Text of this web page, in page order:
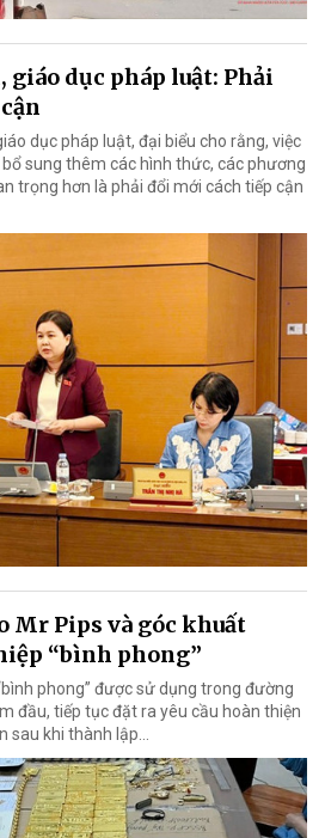
giáo dục pháp luật: Phải
dục pháp luật, đại biểu cho rằng, việc
sung thêm các hình thức, các phương
trọng hơn là phải đổi mới cách tiếp cận
Mr Pips và góc khuất
“bình phong”
phong” được sử dụng trong đường
đầu, tiếp tục đặt ra yêu cầu hoàn thiện
sau khi thành lập…